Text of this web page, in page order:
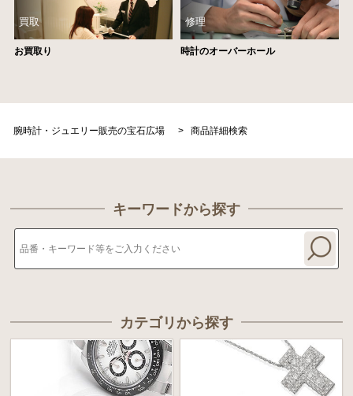
買取
お買取り
修理
時計のオーバーホール
腕時計・ジュエリー販売の宝石広場 > 商品詳細検索
キーワードから探す
カテゴリから探す